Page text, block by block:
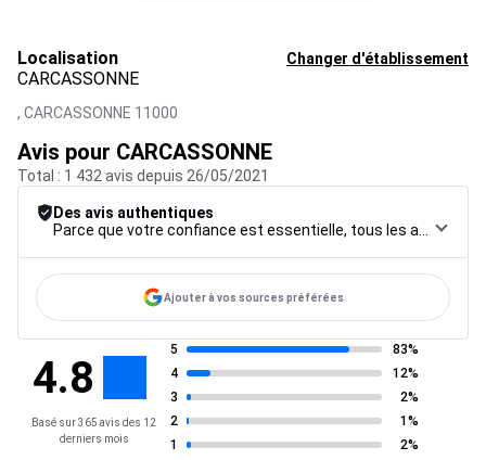
Localisation Changer d'établissement
CARCASSONNE
, CARCASSONNE 11000
Avis pour CARCASSONNE
Total : 1 432 avis depuis 26/05/2021
Des avis authentiques
Ajouter à vos sources préférées
4.8
Basé sur 365 avis des 12
derniers mois
5
83%
4
12%
3
2%
2
1%
1
2%